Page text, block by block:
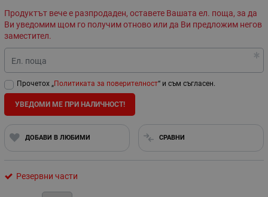
Продуктът вече е разпродаден, оставете Вашата ел. поща, за да
Ви уведомим щом го получим отново или да Ви предложим негов
заместител.
Ел. поща
Прочетох „Политиката за поверителност“ и съм съгласен.
УВЕДОМИ МЕ ПРИ НАЛИЧНОСТ!
ДОБАВИ В ЛЮБИМИ СРАВНИ
Резервни части